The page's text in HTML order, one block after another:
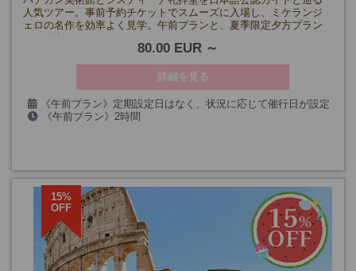
人気ツアー。事前予約チケットでスムーズに入場し、ミケランジ
ェロの名作を効率よく見学。午前プランと、夏季限定夕方プラン
80.00 EUR
詳細を見る
《午前プラン》定期設定日はなく、状況に応じて催行日が設定
されます。
《午前プラン》2時間
15%
OFF